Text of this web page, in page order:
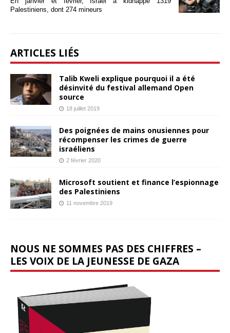
Palestiniens, dont 274 mineurs
ARTICLES LIÉS
Talib Kweli explique pourquoi il a été
désinvité du festival allemand Open
source
18 juillet 2019
Des poignées de mains onusiennes pour
récompenser les crimes de guerre
israéliens
2 février 2020
Microsoft soutient et finance l’espionnage
des Palestiniens
11 novembre 2019
NOUS NE SOMMES PAS DES CHIFFRES –
LES VOIX DE LA JEUNESSE DE GAZA